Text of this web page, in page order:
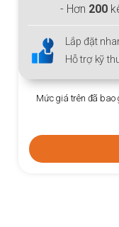
- Hơn 200
Lắp đặt
Hỗ trợ kỹ
Mức giá trên đã bao